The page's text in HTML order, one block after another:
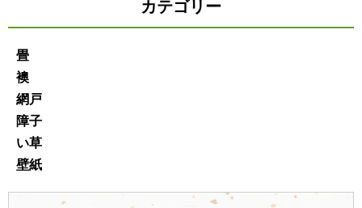
カテゴリー
畳
襖
網戸
障子
い草
壁紙